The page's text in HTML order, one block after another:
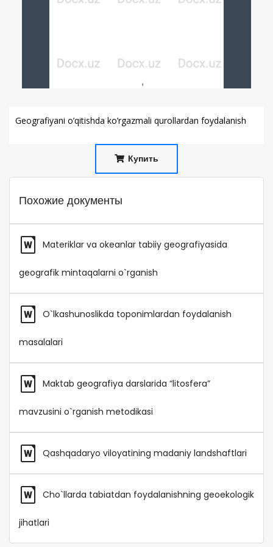
Geografiyani o’qitishda ko’rgazmali qurollardan foydalanish
Купить
Похожие документы
Materiklar va okeanlar tabiiy geografiyasida
geografik mintaqalarni o`rganish
O`lkashunoslikda toponimlardan foydalanish
masalalari
Maktab geografiya darslarida “litosfera”
mavzusini o`rganish metodikasi
Qashqadaryo viloyatining madaniy landshaftlari
Cho`llarda tabiatdan foydalanishning geoekologik
jihatlari